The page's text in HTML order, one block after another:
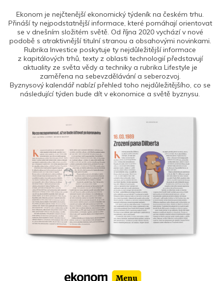
Ekonom je nejčtenější ekonomický týdeník na českém trhu.
Přináší ty nejpodstatnější informace, které pomáhají orientovat
se v dnešním složitém světě. Od října 2020 vychází v nové
podobě s atraktivnější titulní stranou a obsahovými novinkami.
Rubrika Investice poskytuje ty nejdůležitější informace
z kapitálových trhů, texty z oblasti technologií představují
aktuality ze světa vědy a techniky a rubrika Lifestyle je
zaměřena na sebevzdělávání a seberozvoj.
Byznysový kalendář nabízí přehled toho nejdůležitějšího, co se
následující týden bude dít v ekonomice a světě byznysu.